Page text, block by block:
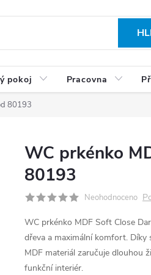
pokoj Pracovna
80193
WC prkénko
80193
Neohodnoceno
WC prkénko MDF Soft Close
dřeva a maximální komfort. Díky
MDF materiál zaručuje dlouhou
funkční interiér.